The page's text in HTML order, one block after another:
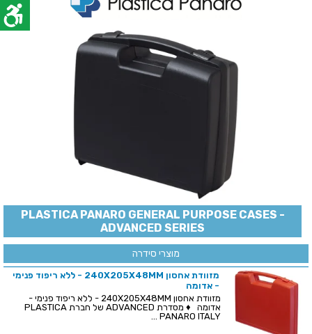
PLASTICA PANARO GENERAL PURPOSE CASES -
ADVANCED SERIES
מוצרי סידרה
מזוודת אחסון 240X205X48MM - ללא ריפוד פנימי
- אדומה
מזוודת אחסון 240X205X48MM - ללא ריפוד פנימי -
אדומה ♦ מסדרת ADVANCED של חברת PLASTICA
PANARO ITALY ...